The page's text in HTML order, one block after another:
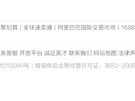
聚划算 全球速卖通 阿里巴巴国际交易市场
1688
客服 开放平台 诚征英才 联系我们 网站地图 法律
号 增值电信业务经营许可证：浙B2-